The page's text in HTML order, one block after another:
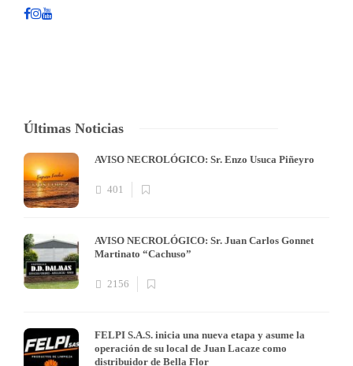
Últimas Noticias
AVISO NECROLÓGICO: Sr. Enzo Usuca Piñeyro
401
AVISO NECROLÓGICO: Sr. Juan Carlos Gonnet
Martinato “Cachuso”
2156
FELPI S.A.S. inicia una nueva etapa y asume la
operación de su local de Juan Lacaze como
distribuidor de Bella Flor